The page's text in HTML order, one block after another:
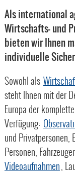
Als international
Wirtschafts- und
bieten wir Ihnen
individuelle
Sowohl als
steht Ihnen mit der
Europa der
Verfügung:
und Privatpersonen,
Personen,
Videoaufnahmen,